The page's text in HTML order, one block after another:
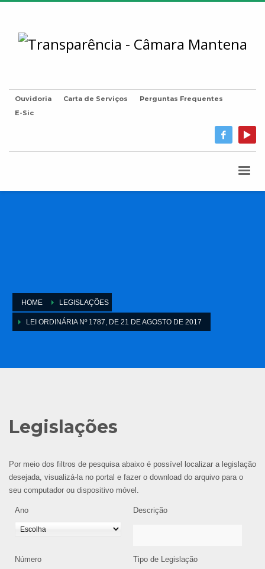
Ouvidoria Carta de Serviços
Perguntas Frequentes
E-Sic
HOME LEGISLAÇÕES
LEI ORDINÁRIA Nº 1787, DE 21 DE AGOSTO DE 2017
Legislações
Por meio dos filtros de pesquisa abaixo é possível localizar a legislação
desejada, visualizá-la no portal e fazer o download do arquivo para o
seu computador ou dispositivo móvel.
Ano Descrição
Número Tipo de Legislação